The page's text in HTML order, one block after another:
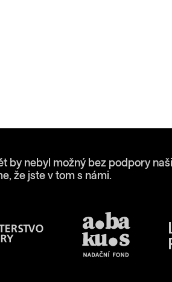
by nebyl možný bez podpory
že jste v tom s námi.